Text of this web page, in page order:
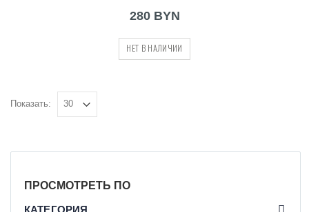
280 BYN
НЕТ В НАЛИЧИИ
Показать:
ПРОСМОТРЕТЬ ПО
КАТЕГОРИЯ